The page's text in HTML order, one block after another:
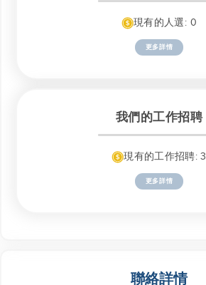
現有的人選: 0
更多詳情
我們的工作招聘
現有的工作招聘: 3
更多詳情
聯絡詳情